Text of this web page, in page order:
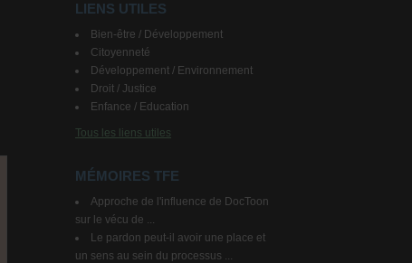
LIENS UTILES
Bien-être / Développement
Citoyenneté
Développement / Environnement
Droit / Justice
Enfance / Education
Tous les liens utiles
MÉMOIRES TFE
Approche de l'influence de DocToon
sur le vécu de ...
Le pardon peut-il avoir une place et
un sens au sein du processus ...